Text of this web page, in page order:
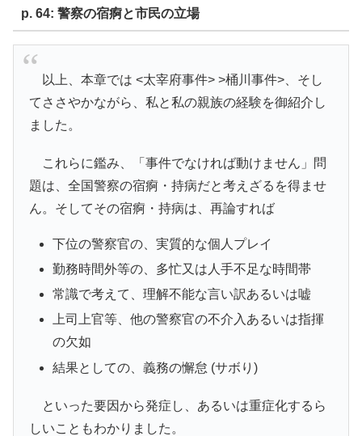
p. 64: 警察の宿痾と市民の立場
以上、本章では <太宰府事件> >桶川事件>、そし
てささやかながら、私と私の親族の経験を御紹介し
ました。
これらに鑑み、「事件でなければ動けません」問
題は、全国警察の宿痾・持病だと考えざるを得ませ
ん。そしてその宿痾・持病は、再論すれば
下位の警察官の、実質的な個人プレイ
勤務時間外等の、多忙又は人手不足な時間帯
常識で考えて、理解不能な言い訳あるいは嘘
上司上官等、他の警察官の不介入あるいは指揮
の欠如
結果としての、義務の懈怠 (サボり)
といった要因から発症し、あるいは重症化するら
しいこともわかりました。